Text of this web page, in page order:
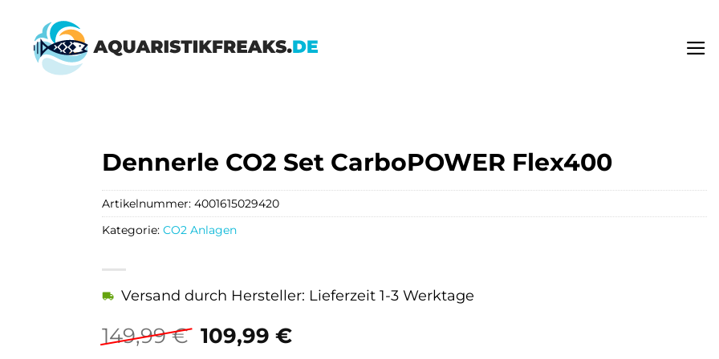
Dennerle CO2 Set CarboPOWER Flex400
149,99€ Ursprünglicher
109,99 €Aktueller
Versand durch Hersteller: Lieferzeit 1-3 Werktage
Artikelnummer: 4001615029420
Kategorie: CO2 Anlagen